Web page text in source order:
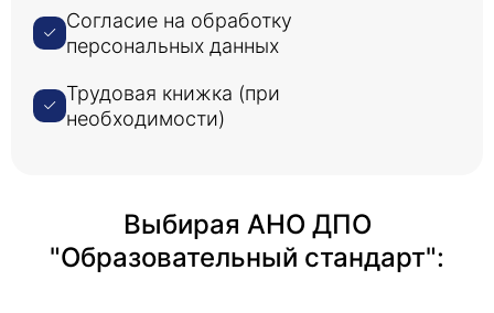
Согласие на обработку
персональных данных
Трудовая книжка (при
необходимости)
Выбирая АНО ДПО
"Образовательный стандарт":